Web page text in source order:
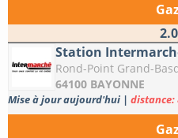
Station
Rond-Point Grand-
64100 BAYONNE
Mise à jour aujourd'hui | distance: